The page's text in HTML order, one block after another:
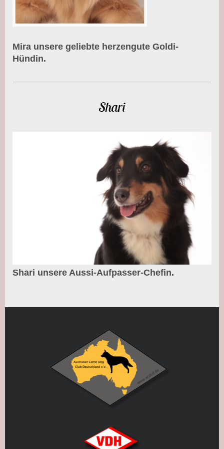
Mira unsere geliebte herzengute Goldi-
Hündin.
Shari
Shari unsere Aussi-Aufpasser-Chefin.